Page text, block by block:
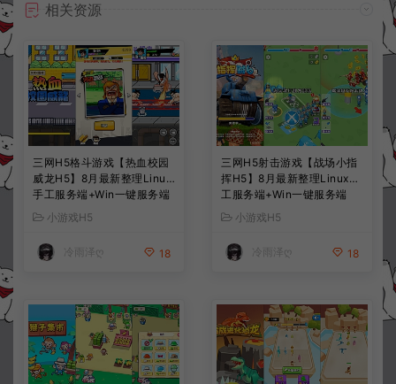
相关资源
三网H5格斗游戏【热血校园
威龙H5】8月最新整理Linux
手工服务端+Win一键服务端
+解压即玩+简易安卓客户端
+详细搭建教程
小游戏H5
冷雨泽ღ 18
三网H5射击游戏【战场小指
挥H5】8月最新整理Linux手
工服务端+Win一键服务端
+解压即玩+简易安卓客户端
+详细搭建教程
小游戏H5
冷雨泽ღ 18